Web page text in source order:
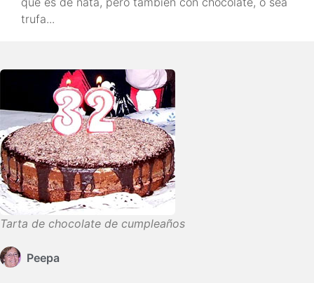
trufa...
Tarta de chocolate de cumpleaños
Peepa